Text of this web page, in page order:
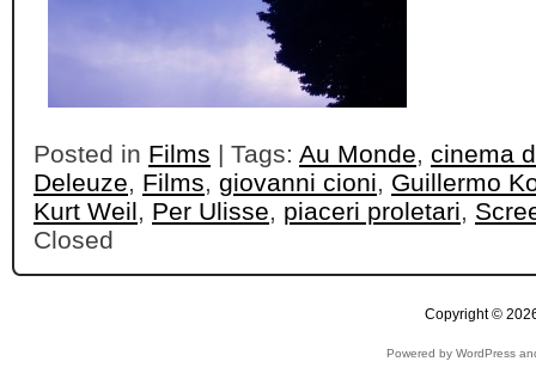
Posted in Films | Tags: Au Monde, cinema
Deleuze, Films, giovanni cioni, Guillermo
Kurt Weil, Per Ulisse, piaceri proletari,
Closed
Copyright ©
Powered by WordPress